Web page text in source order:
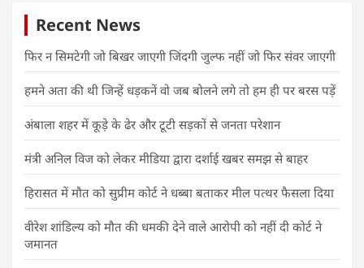
Recent News
फिर न सिमटेगी जो बिखर जाएगी जिंदगी जुल्फ नहीं जो फिर संवर जाएगी
हमने अता की थी जिन्हें धड़कनें वो जब बोलने लगे तो हम ही पर बरस पड़ें
अंबाला शहर में कूड़े के ढेर और टूटी सड़कों से जनता परेशान
मंत्री अनिल विज को लेकर मीडिया द्वारा दर्शाई खबर समझ से बाहर
हिरासत में मौत को सुप्रीम कोर्ट ने धब्बा बताकर मील पत्थर फैसला दिया
वीरेश शांडिल्य को मौत की धमकी देने वाले आरोपी को नहीं दी कोर्ट ने
जमानत